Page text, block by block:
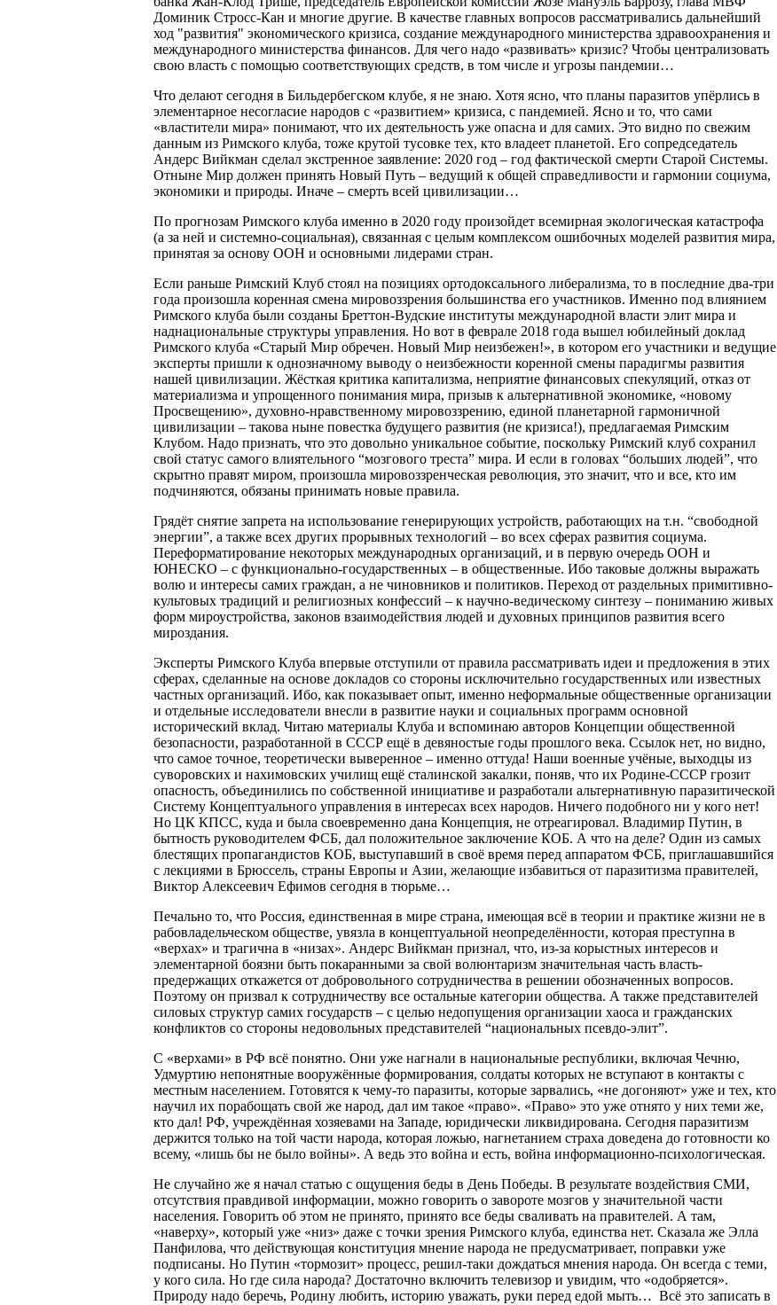
Доминик Стросс-Кан и многие другие. В качестве главных вопросов рассматривались дальнейший
ход "развития" экономического кризиса, создание международного министерства здравоохранения и
международного министерства финансов. Для чего надо «развивать» кризис? Чтобы централизовать
свою власть с помощью соответствующих средств, в том числе и угрозы пандемии…
Что делают сегодня в Бильдербегском клубе, я не знаю. Хотя ясно, что планы паразитов упёрлись в
элементарное несогласие народов с «развитием» кризиса, с пандемией. Ясно и то, что сами
«властители мира» понимают, что их деятельность уже опасна и для самих. Это видно по свежим
данным из Римского клуба, тоже крутой тусовке тех, кто владеет планетой. Его сопредседатель
Андерс Вийкман сделал экстренное заявление: 2020 год – год фактической смерти Старой Системы.
Отныне Мир должен принять Новый Путь – ведущий к общей справедливости и гармонии социума,
экономики и природы. Иначе – смерть всей цивилизации…
По прогнозам Римского клуба именно в 2020 году произойдет всемирная экологическая катастрофа
(а за ней и системно-социальная), связанная с целым комплексом ошибочных моделей развития мира,
принятая за основу ООН и основными лидерами стран.
Если раньше Римский Клуб стоял на позициях ортодоксального либерализма, то в последние два-три
года произошла коренная смена мировоззрения большинства его участников. Именно под влиянием
Римского клуба были созданы Бреттон-Вудские институты международной власти элит мира и
наднациональные структуры управления. Но вот в феврале 2018 года вышел юбилейный доклад
Римского клуба «Старый Мир обречен. Новый Мир неизбежен!», в котором его участники и ведущие
эксперты пришли к однозначному выводу о неизбежности коренной смены парадигмы развития
нашей цивилизации. Жёсткая критика капитализма, неприятие финансовых спекуляций, отказ от
материализма и упрощенного понимания мира, призыв к альтернативной экономике, «новому
Просвещению», духовно-нравственному мировоззрению, единой планетарной гармоничной
цивилизации – такова ныне повестка будущего развития (не кризиса!), предлагаемая Римским
Клубом. Надо признать, что это довольно уникальное событие, поскольку Римский клуб сохранил
свой статус самого влиятельного “мозгового треста” мира. И если в головах “больших людей”, что
скрытно правят миром, произошла мировоззренческая революция, это значит, что и все, кто им
подчиняются, обязаны принимать новые правила.
Грядёт снятие запрета на использование генерирующих устройств, работающих на т.н. “свободной
энергии”, а также всех других прорывных технологий – во всех сферах развития социума.
Переформатирование некоторых международных организаций, и в первую очередь ООН и
ЮНЕСКО – с функционально-государственных – в общественные. Ибо таковые должны выражать
волю и интересы самих граждан, а не чиновников и политиков. Переход от раздельных примитивно-
культовых традиций и религиозных конфессий – к научно-ведическому синтезу – пониманию живых
форм мироустройства, законов взаимодействия людей и духовных принципов развития всего
мироздания.
Эксперты Римского Клуба впервые отступили от правила рассматривать идеи и предложения в этих
сферах, сделанные на основе докладов со стороны исключительно государственных или известных
частных организаций. Ибо, как показывает опыт, именно неформальные общественные организации
и отдельные исследователи внесли в развитие науки и социальных программ основной
исторический вклад. Читаю материалы Клуба и вспоминаю авторов Концепции общественной
безопасности, разработанной в СССР ещё в девяностые годы прошлого века. Ссылок нет, но видно,
что самое точное, теоретически выверенное – именно оттуда! Наши военные учёные, выходцы из
суворовских и нахимовских училищ ещё сталинской закалки, поняв, что их Родине-СССР грозит
опасность, объединились по собственной инициативе и разработали альтернативную паразитической
Систему Концептуального управления в интересах всех народов. Ничего подобного ни у кого нет!
Но ЦК КПСС, куда и была своевременно дана Концепция, не отреагировал. Владимир Путин, в
бытность руководителем ФСБ, дал положительное заключение КОБ. А что на деле? Один из самых
блестящих пропагандистов КОБ, выступавший в своё время перед аппаратом ФСБ, приглашавшийся
с лекциями в Брюссель, страны Европы и Азии, желающие избавиться от паразитизма правителей,
Виктор Алексеевич Ефимов сегодня в тюрьме…
Печально то, что Россия, единственная в мире страна, имеющая всё в теории и практике жизни не в
рабовладельческом обществе, увязла в концептуальной неопределённости, которая преступна в
«верхах» и трагична в «низах». Андерс Вийкман признал, что, из-за корыстных интересов и
элементарной боязни быть покаранными за свой волюнтаризм значительная часть власть-
предержащих откажется от добровольного сотрудничества в решении обозначенных вопросов.
Поэтому он призвал к сотрудничеству все остальные категории общества. А также представителей
силовых структур самих государств – с целью недопущения организации хаоса и гражданских
конфликтов со стороны недовольных представителей “национальных псевдо-элит”.
С «верхами» в РФ всё понятно. Они уже нагнали в национальные республики, включая Чечню,
Удмуртию непонятные вооружённые формирования, солдаты которых не вступают в контакты с
местным населением. Готовятся к чему-то паразиты, которые зарвались, «не догоняют» уже и тех, кто
научил их порабощать свой же народ, дал им такое «право». «Право» это уже отнято у них теми же,
кто дал! РФ, учреждённая хозяевами на Западе, юридически ликвидирована. Сегодня паразитизм
держится только на той части народа, которая ложью, нагнетанием страха доведена до готовности ко
всему, «лишь бы не было войны». А ведь это война и есть, война информационно-психологическая.
Не случайно же я начал статью с ощущения беды в День Победы. В результате воздействия СМИ,
отсутствия правдивой информации, можно говорить о завороте мозгов у значительной части
населения. Говорить об этом не принято, принято все беды сваливать на правителей. А там,
«наверху», который уже «низ» даже с точки зрения Римского клуба, единства нет. Сказала же Элла
Панфилова, что действующая конституция мнение народа не предусматривает, поправки уже
подписаны. Но Путин «тормозит» процесс, решил-таки дождаться мнения народа. Он всегда с теми,
у кого сила. Но где сила народа? Достаточно включить телевизор и увидим, что «одобряется».
Природу надо беречь, Родину любить, историю уважать, руки перед едой мыть… Всё это записать в